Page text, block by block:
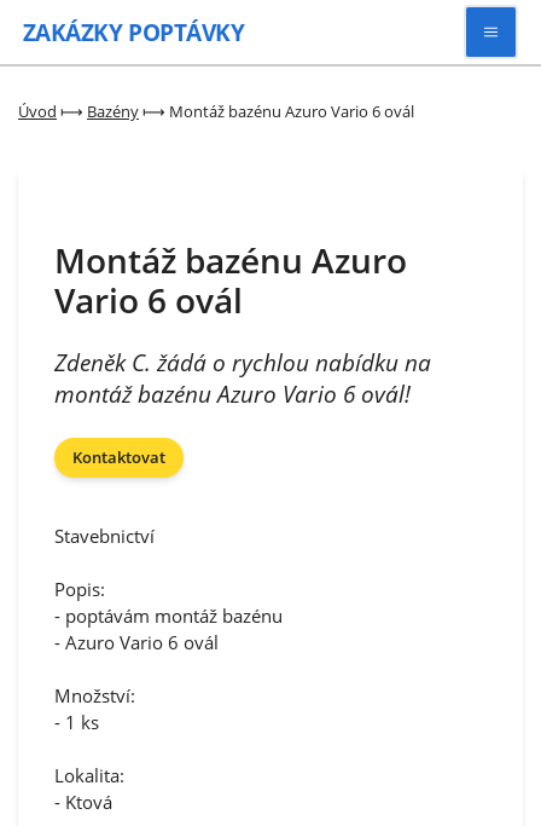
ZAKÁZKY POPTÁVKY
Vyhledávat
Kategorie
Zaregistrovat se
Úvod ⟼ Bazény⟼ Montáž bazénu Azuro Vario 6 ovál
Montáž bazénu Azuro
Vario 6 ovál
Zdeněk C. žádá o rychlou nabídku na
montáž bazénu Azuro Vario 6 ovál!
Kontaktovat
Stavebnictví
Popis:
- poptávám montáž bazénu
- Azuro Vario 6 ovál
Množství:
- 1 ks
Lokalita:
- Ktová